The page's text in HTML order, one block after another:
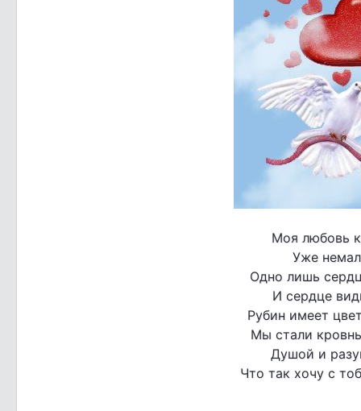
Моя любовь к
Уже
Одно лишь
И сердце
Рубин имеет
Мы стали
Душой и
Что так хочу с